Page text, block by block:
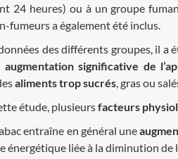
24 heures) ou à un groupe
fumeurs a également été inclus.
des différents groupes, il a
augmentation significative de
aliments trop sucrés , gras ou
étude, plusieursfacteurs
entraîne en général une
énergétique liée à la diminution de